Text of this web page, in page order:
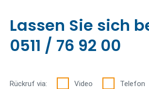
Lassen Sie sich
0511 / 76 92 00
Rückruf via: Video Telefon